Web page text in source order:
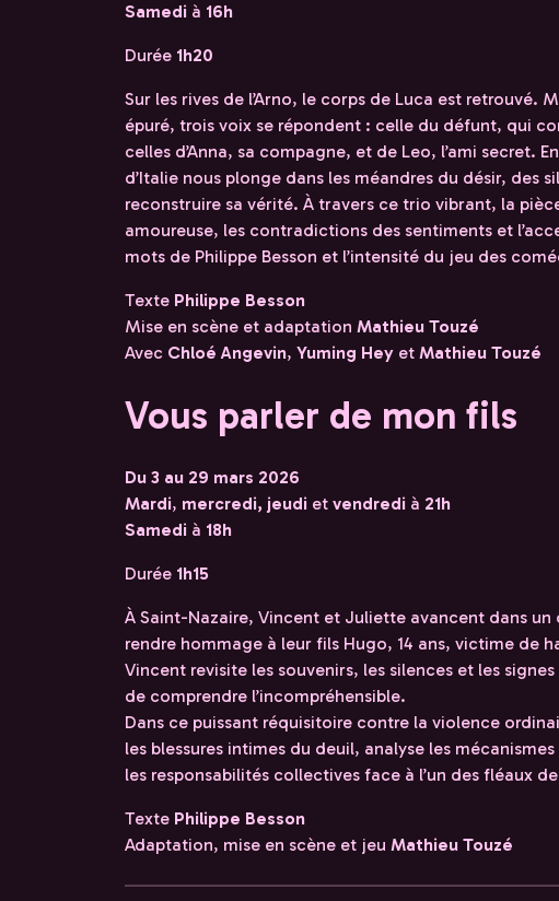
Samedi à 16h
Durée 1h20
Sur les rives de l’Arno, le corps de Luca est retrouvé.
épuré, trois voix se répondent : celle du défunt, qui
celles d’Anna, sa compagne, et de Leo, l’ami secret.
d’Italie nous plonge dans les méandres du désir, des
reconstruire sa vérité. À travers ce trio vibrant, la
amoureuse, les contradictions des sentiments et
mots de Philippe Besson et l’intensité du jeu des
Texte Philippe Besson
Mise en scène et adaptation Mathieu Touzé
Avec Chloé Angevin, Yuming Hey et Mathieu Touzé
Vous parler de mon fils
Du 3 au 29 mars 2026
Mardi, mercredi, jeudi et vendredi à 21h
Samedi à 18h
Durée 1h15
À Saint-Nazaire, Vincent et Juliette avancent dans
rendre hommage à leur fils Hugo, 14 ans, victime de
Vincent revisite les souvenirs, les silences et les
de comprendre l’incompréhensible.
Dans ce puissant réquisitoire contre la violence
les blessures intimes du deuil, analyse les
les responsabilités collectives face à l’un des fléaux
Texte Philippe Besson
Adaptation, mise en scène et jeu Mathieu Touzé